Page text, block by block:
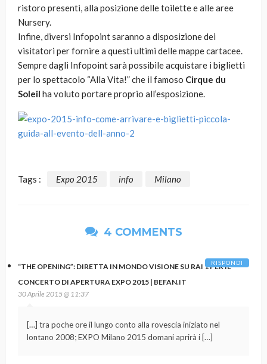
ristoro presenti, alla posizione delle toilette e alle aree
Nursery.
Infine, diversi Infopoint saranno a disposizione dei
visitatori per fornire a questi ultimi delle mappe cartacee.
Sempre dagli Infopoint sarà possibile acquistare i biglietti
per lo spettacolo “Alla Vita!” che il famoso Cirque du
Soleil ha voluto portare proprio all’esposizione.
Tags : Expo 2015 info Milano
4 COMMENTS
“THE OPENING”: DIRETTA IN MONDO VISIONE SU RAI 1 PER IL
CONCERTO DI APERTURA EXPO 2015 | BEFAN.IT
30 Aprile 2015 @ 11:37
[…] tra poche ore il lungo conto alla rovescia iniziato nel
lontano 2008; EXPO Milano 2015 domani aprirà i […]
RISPONDI